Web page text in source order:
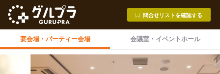
問合せリストを確認する
宴会場・ パーティー会場 会議室・ イベントホール